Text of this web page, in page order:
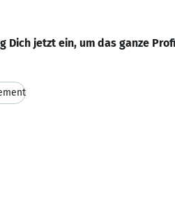
Dich jetzt ein, um das ganze